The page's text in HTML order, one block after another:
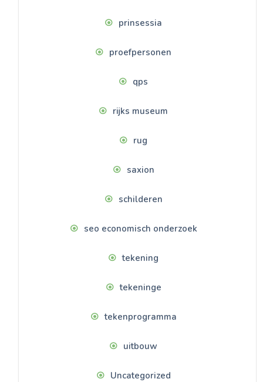
prinsessia
proefpersonen
qps
rijks museum
rug
saxion
schilderen
seo economisch onderzoek
tekening
tekeninge
tekenprogramma
uitbouw
Uncategorized